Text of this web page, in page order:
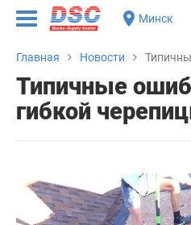
Минск
Главная Новости
Типичные
гибкой